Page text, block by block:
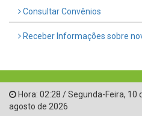
Consultar Convênios
Receber Informações sobre
Hora: 02:28 /Segunda-Feira, 10
agosto de 2026